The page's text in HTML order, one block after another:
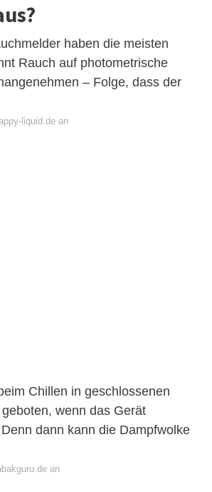
haben die meisten
Rauch auf photometrische
– Folge, dass der
liquid.de an
Chillen in geschlossenen
wenn das Gerät
dann kann die Dampfwolke
an